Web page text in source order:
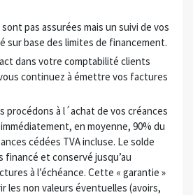
pas assurées mais un suivi de vos
sur base des limites de financement.
dans votre comptabilité clients
continuez à émettre vos factures
procédons à l´achat de vos créances
en moyenne, 90% du
cédées TVA incluse. Le solde
financé et conservé jusqu’au
à l’échéance. Cette « garantie »
les non valeurs éventuelles (avoirs,